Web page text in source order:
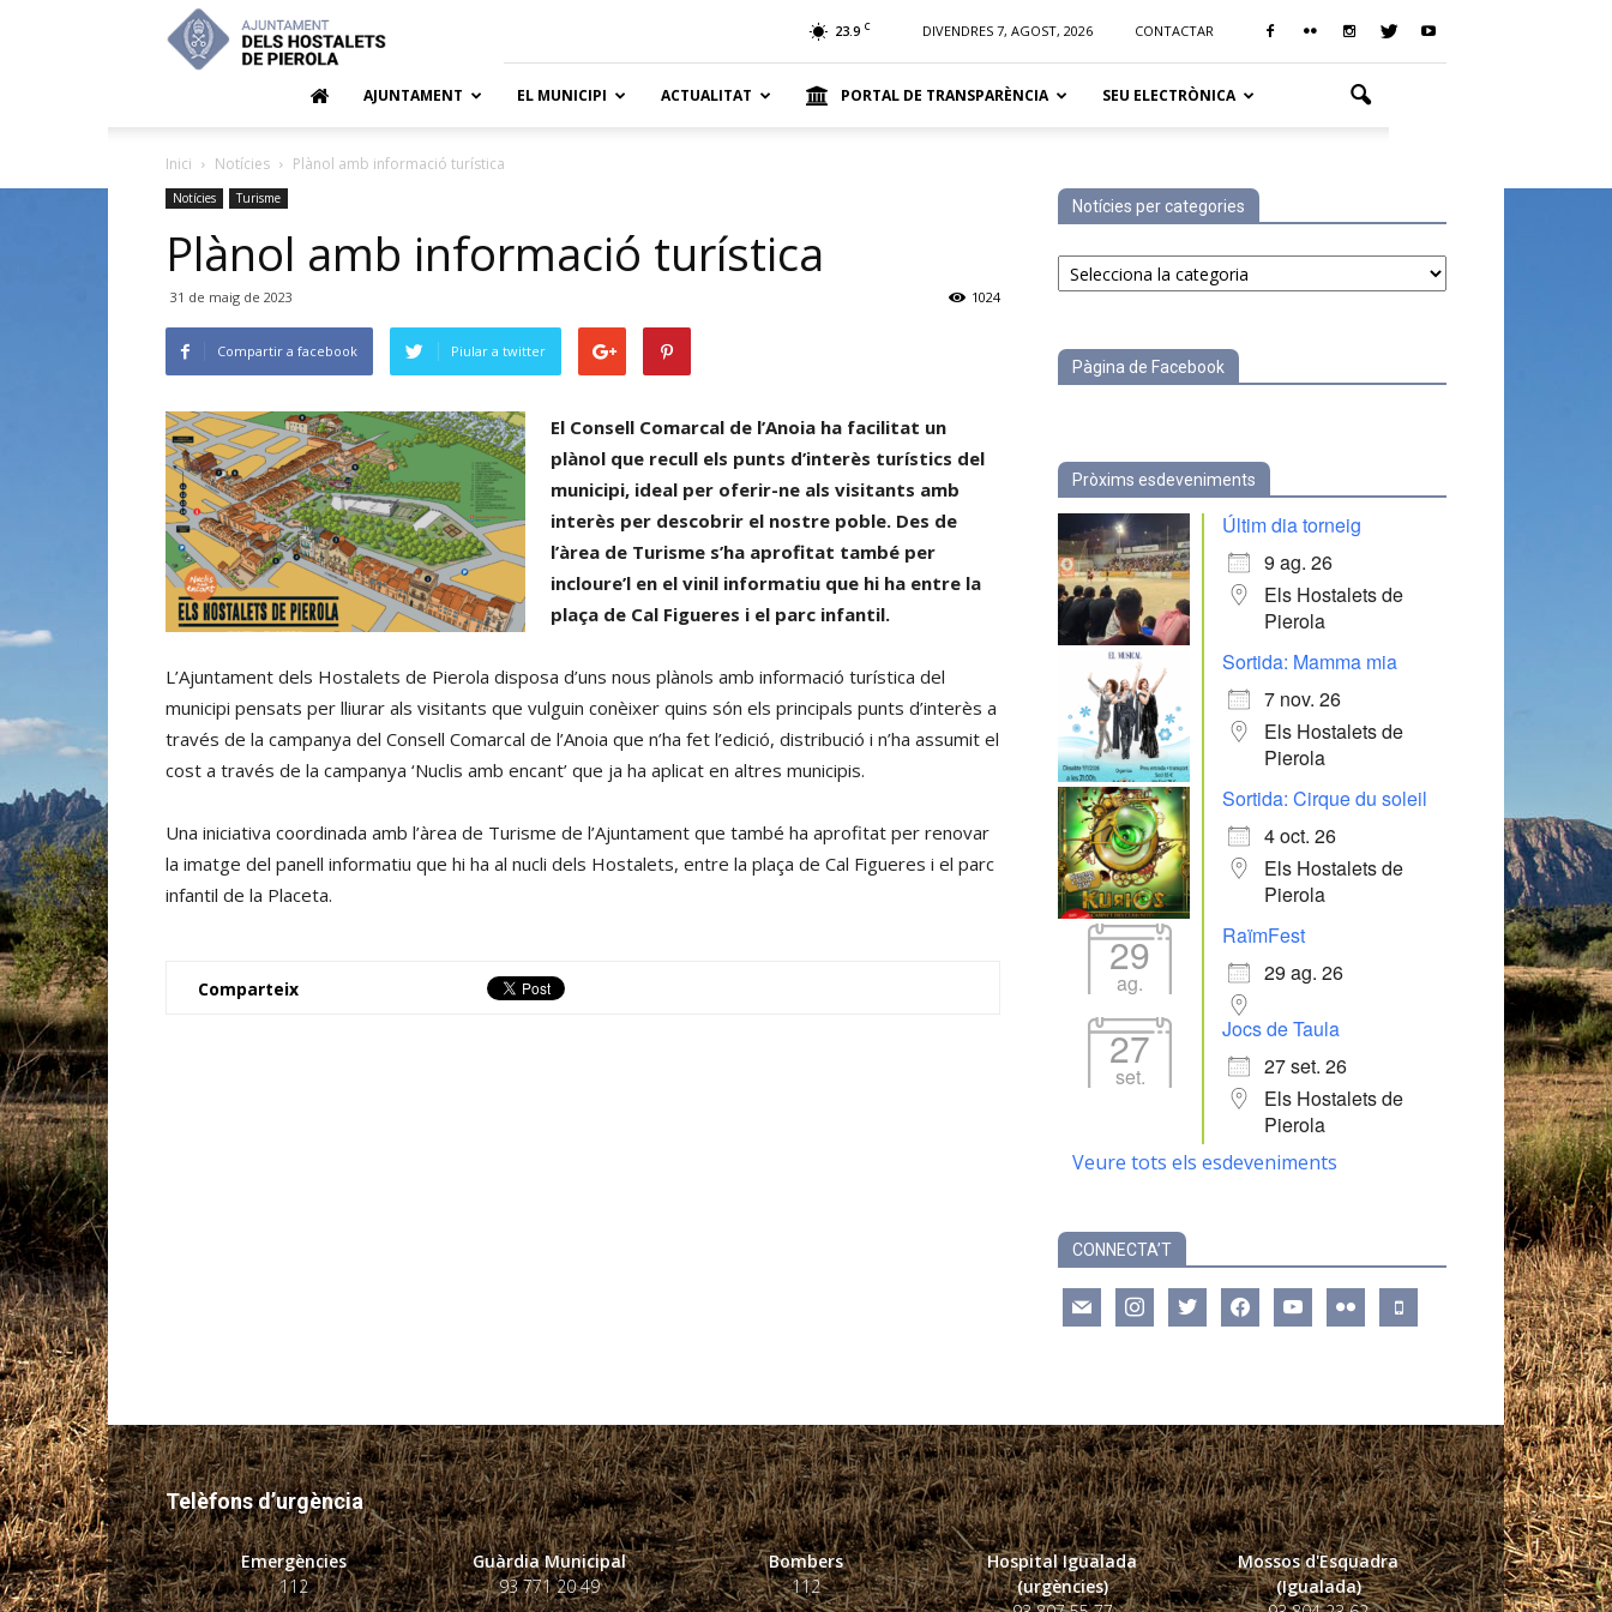
Hostalets
de
23.9 C DIVENDRES 7, AGOST, 2026 CONTACTAR
AJUNTAMENT EL MUNICIPI ACTUALITAT PORTAL DE TRANSPARÈNCIA SEU ELECTRÒNICA
Inici Notícies Plànol amb informació turística
Notícies Turisme
Plànol amb informació turística
31 de maig de 2023 1024
Compartir a facebook Piular a twitter
El Consell Comarcal de l’Anoia ha facilitat un
plànol que recull els punts d’interès turístics del
municipi, ideal per oferir-ne als visitants amb
interès per descobrir el nostre poble. Des de
l’àrea de Turisme s’ha aprofitat també per
incloure’l en el vinil informatiu que hi ha entre la
plaça de Cal Figueres i el parc infantil.
L’Ajuntament dels Hostalets de Pierola disposa d’uns nous plànols amb informació turística del
municipi pensats per lliurar als visitants que vulguin conèixer quins són els principals punts d’interès a
través de la campanya del Consell Comarcal de l’Anoia que n’ha fet l’edició, distribució i n’ha assumit el
cost a través de la campanya ‘Nuclis amb encant’ que ja ha aplicat en altres municipis.
Una iniciativa coordinada amb l’àrea de Turisme de l’Ajuntament que també ha aprofitat per renovar
la imatge del panell informatiu que hi ha al nucli dels Hostalets, entre la plaça de Cal Figueres i el parc
infantil de la Placeta.
Comparteix
Notícies per categories
Notícies
per
Pàgina de Facebook
Pròxims esdeveniments
Últim dia torneig
9 ag. 26
Els Hostalets de
Pierola
Sortida: Mamma mia
7 nov. 26
Els Hostalets de
Pierola
Sortida: Cirque du soleil
4 oct. 26
Els Hostalets de
Pierola
29
ag.
RaïmFest
29 ag. 26
27
set.
Jocs de Taula
27 set. 26
Els Hostalets de
Pierola
Veure tots els esdeveniments
CONNECTA’T
mail instagramtwitter facebookyoutube flickr mobile
Telèfons d’urgència
Emergències
112
Guàrdia Municipal
93 771 20 49
Bombers
112
Hospital Igualada
(urgències)
Mossos d'Esquadra
(Igualada)